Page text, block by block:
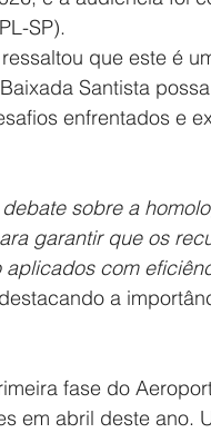
SP).
que este é
Santista
enfrentados e
debate sobre a
garantir que os
aplicados com
a
fase do
em abril deste ano.